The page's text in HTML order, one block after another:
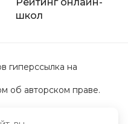
школ
гиперссылка на
об авторском праве.